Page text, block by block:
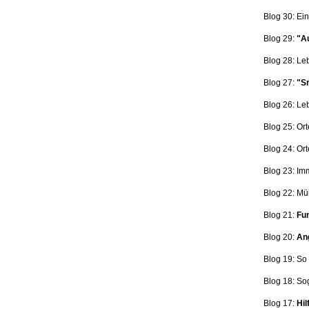
Blog 30: Ein
Blog 29:
Blog 28:
Blog 27:
Blog 26:
Blog 25:
Blog 24:
Blog 23:
Blog 22:
Blog 21:
Blog 20:
Blog 19:
Blog 18:
Blog 17: